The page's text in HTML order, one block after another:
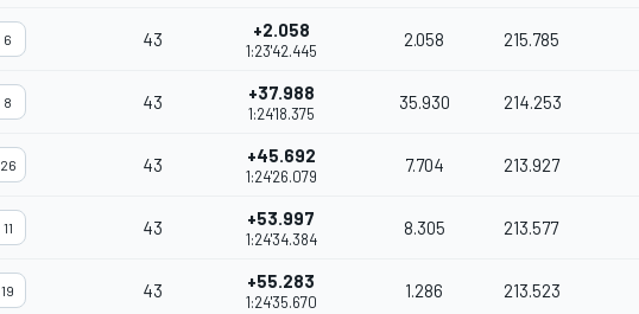
6 43 +2.058
1:23'42.445
2.058 215.785
8 43 +37.988
1:24'18.375
35.930 214.253
26 43 +45.692
1:24'26.079
7.704 213.927
11 43 +53.997
1:24'34.384
8.305 213.577
19 43 +55.283
1:24'35.670
1.286 213.523